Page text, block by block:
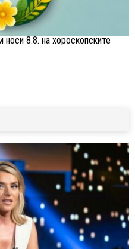
носи 8.8. на хороскопските